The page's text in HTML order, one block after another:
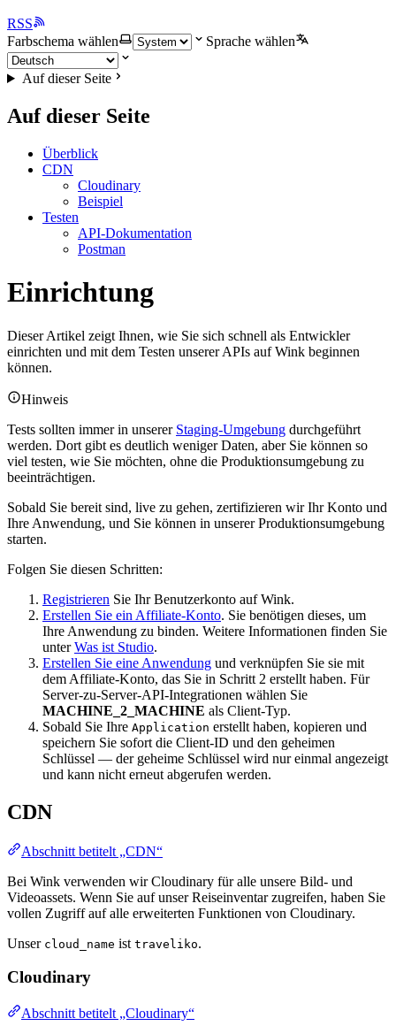
RSS
Farbschema wählen
Sprache wählen
Auf dieser Seite
Auf dieser Seite
Überblick
CDN
Cloudinary
Beispiel
Testen
API-Dokumentation
Postman
Einrichtung
Dieser Artikel zeigt Ihnen, wie Sie sich schnell als Entwickler
einrichten und mit dem Testen unserer APIs auf Wink beginnen
können.
Hinweis
Tests sollten immer in unserer Staging-Umgebung durchgeführt
werden. Dort gibt es deutlich weniger Daten, aber Sie können so
viel testen, wie Sie möchten, ohne die Produktionsumgebung zu
beeinträchtigen.
Sobald Sie bereit sind, live zu gehen, zertifizieren wir Ihr Konto und
Ihre Anwendung, und Sie können in unserer Produktionsumgebung
starten.
Folgen Sie diesen Schritten:
Registrieren Sie Ihr Benutzerkonto auf Wink.
Erstellen Sie ein Affiliate-Konto. Sie benötigen dieses, um
Ihre Anwendung zu binden. Weitere Informationen finden Sie
unterWas ist Studio.
Erstellen Sie eine Anwendung und verknüpfen Sie sie mit
dem Affiliate-Konto, das Sie in Schritt 2 erstellt haben. Für
Server-zu-Server-API-Integrationen wählen Sie
MACHINE_2_MACHINE als Client-Typ.
Sobald Sie Ihre Application erstellt haben, kopieren und
speichern Sie sofort die Client-ID und den geheimen
Schlüssel — der geheime Schlüssel wird nur einmal angezeigt
und kann nicht erneut abgerufen werden.
CDN
Abschnitt betitelt „CDN“
Bei Wink verwenden wir Cloudinary für alle unsere Bild- und
Videoassets. Wenn Sie auf unser Reiseinventar zugreifen, haben Sie
vollen Zugriff auf alle erweiterten Funktionen von Cloudinary.
Unser cloud_name ist traveliko.
Cloudinary
Abschnitt betitelt „Cloudinary“